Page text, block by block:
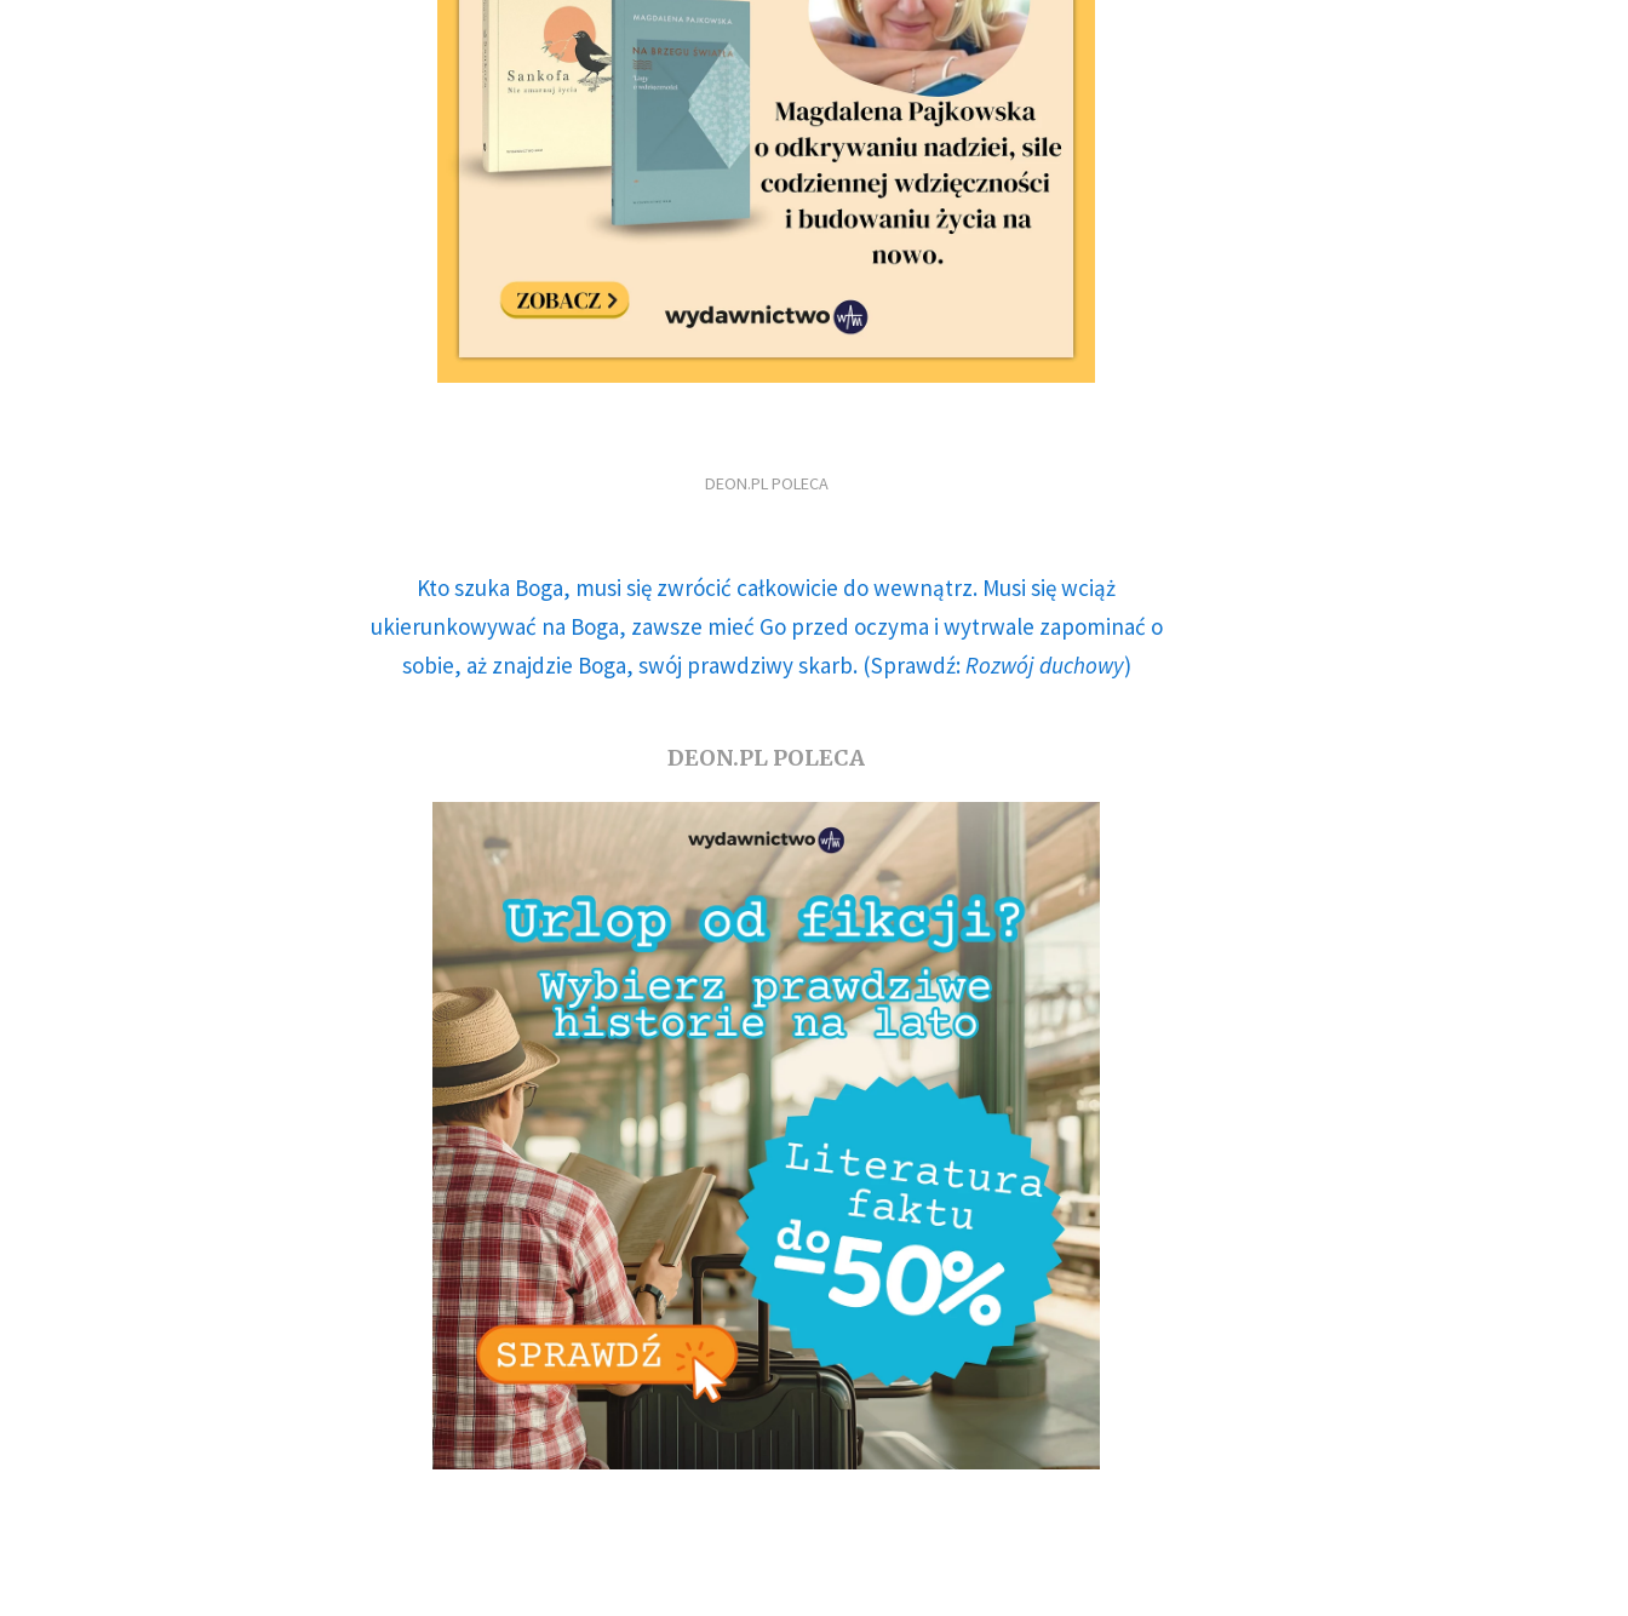
DEON.PL POLECA
Kto szuka Boga, musi się zwrócić całkowicie do wewnątrz. Musi się wciąż
ukierunkowywać na Boga, zawsze mieć Go przed oczyma i wytrwale zapominać o
sobie, aż znajdzie Boga, swój prawdziwy skarb. (Sprawdź: Rozwój duchowy)
DEON.PL POLECA